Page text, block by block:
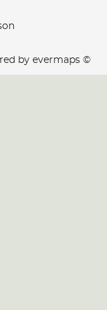
by evermaps ©